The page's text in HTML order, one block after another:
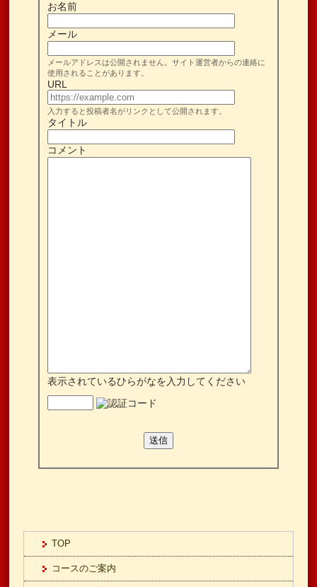
お名前
メール
メールアドレスは公開されません。サイト運営者からの連絡に
使用されることがあります。
URL
入力すると投稿者名がリンクとして公開されます。
タイトル
コメント
表示されているひらがなを入力してください
TOP
コースのご案内